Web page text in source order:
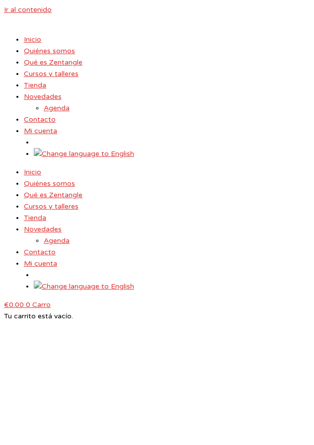
Ir al contenido
Inicio
Quiénes somos
Qué es Zentangle
Cursos y talleres
Tienda
Novedades
Agenda
Contacto
Mi cuenta
Inicio
Quiénes somos
Qué es Zentangle
Cursos y talleres
Tienda
Novedades
Agenda
Contacto
Mi cuenta
€0.00 0 Carro
Tu carrito está vacío.